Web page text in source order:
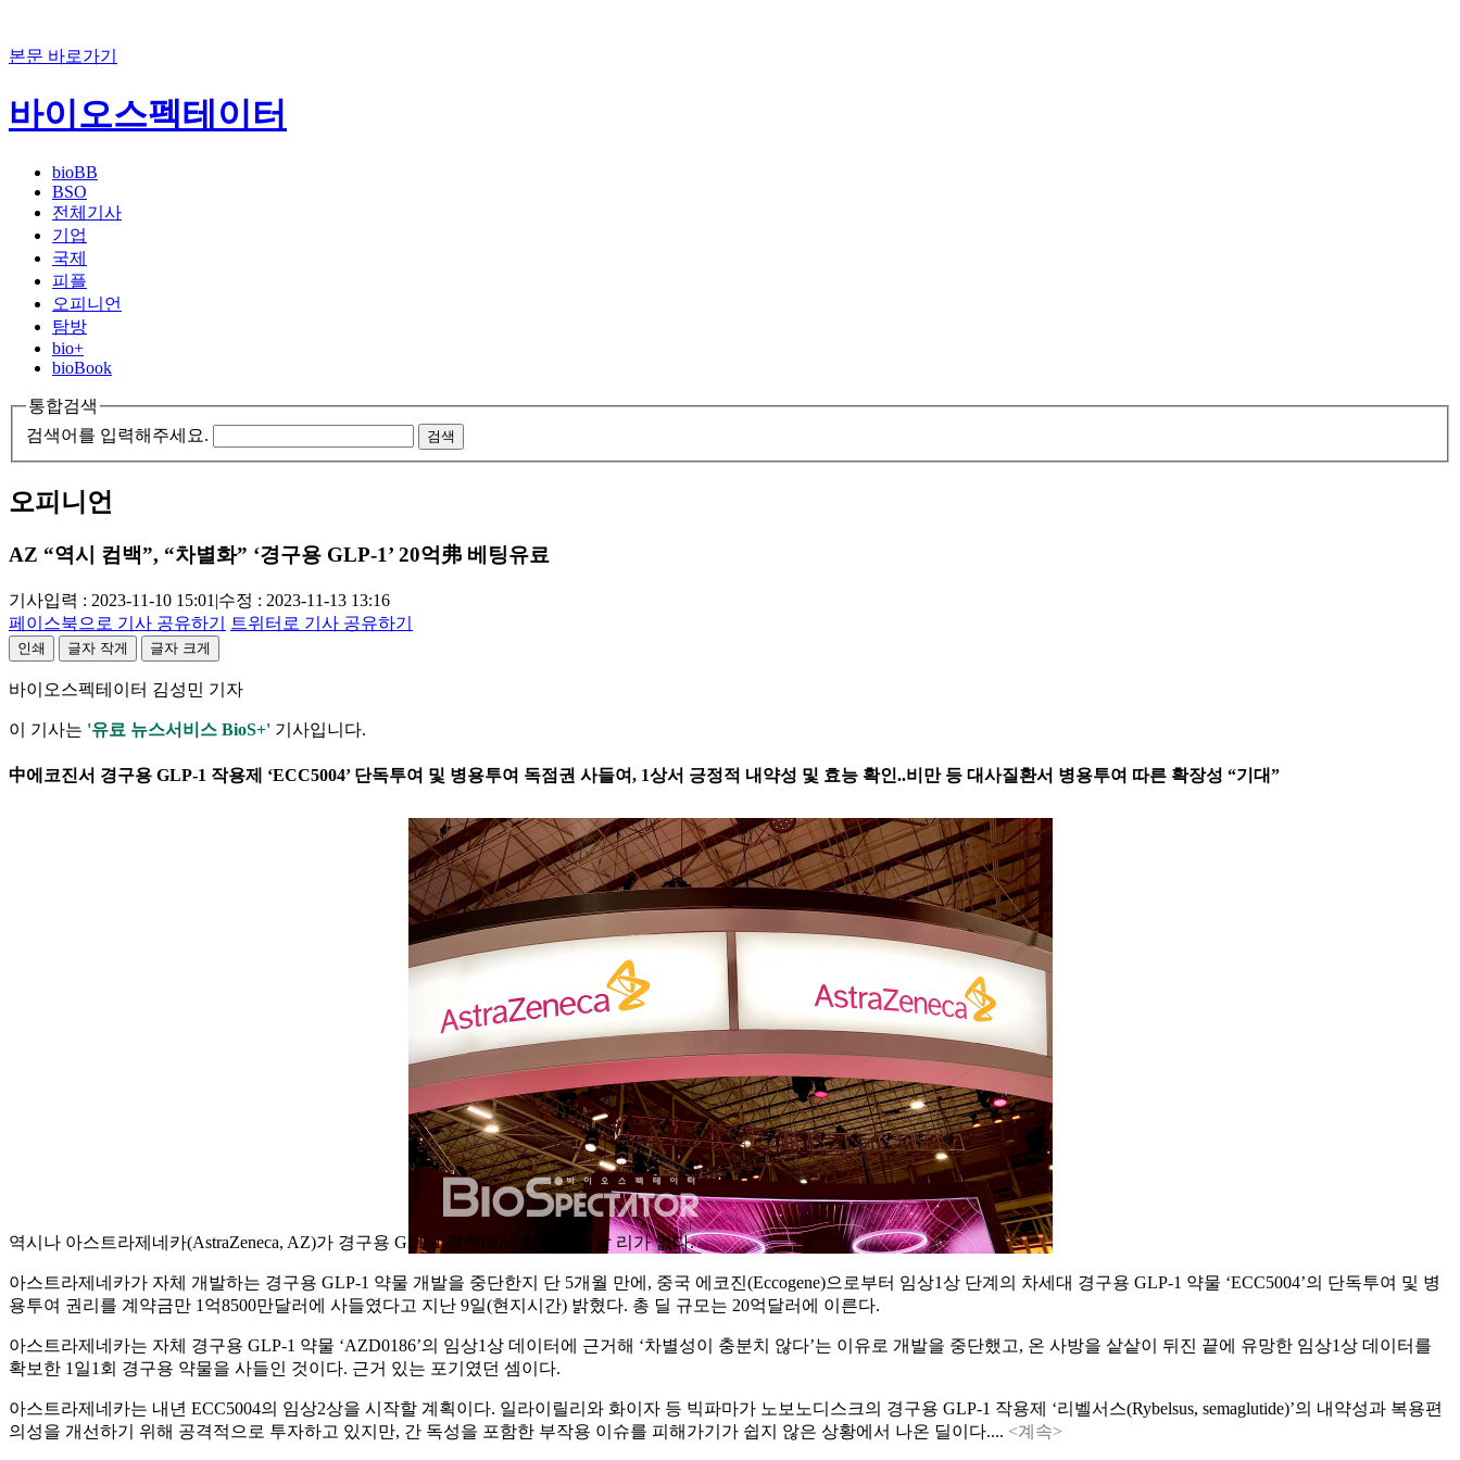
본문 바로가기
바이오스펙테이터
bioBB
BSO
전체기사
기업
국제
피플
오피니언
탐방
bio+
bioBook
통합검색
검색어를 입력해주세요.
검색
오피니언
AZ “역시 컴백”, “차별화” ‘경구용 GLP-1’ 20억弗 베팅유료
기사입력 : 2023-11-10 15:01 |수정 : 2023-11-13 13:16
페이스북으로 기사 공유하기
트위터로 기사 공유하기
인쇄 글자 작게 글자 크게
바이오스펙테이터 김성민 기자
이 기사는 '유료 뉴스서비스 BioS+' 기사입니다.
中에코진서 경구용 GLP-1 작용제 ‘ECC5004’ 단독투여 및 병용투여 독점권 사들여, 1상서 긍정적 내약성 및 효능 확인..비만 등 대사질환서 병용투여 따른 확장성 “기대”
역시나 아스트라제네카(AstraZeneca, AZ)가 경구용 GLP-1 경쟁에서 쉽사리 떠날 리가 없다.
아스트라제네카가 자체 개발하는 경구용 GLP-1 약물 개발을 중단한지 단 5개월 만에, 중국 에코진(Eccogene)으로부터 임상1상 단계의 차세대 경구용 GLP-1 약물 ‘ECC5004’의 단독투여 및 병
용투여 권리를 계약금만 1억8500만달러에 사들였다고 지난 9일(현지시간) 밝혔다. 총 딜 규모는 20억달러에 이른다.
아스트라제네카는 자체 경구용 GLP-1 약물 ‘AZD0186’의 임상1상 데이터에 근거해 ‘차별성이 충분치 않다’는 이유로 개발을 중단했고, 온 사방을 샅샅이 뒤진 끝에 유망한 임상1상 데이터를
확보한 1일1회 경구용 약물을 사들인 것이다. 근거 있는 포기였던 셈이다.
아스트라제네카는 내년 ECC5004의 임상2상을 시작할 계획이다. 일라이릴리와 화이자 등 빅파마가 노보노디스크의 경구용 GLP-1 작용제 ‘리벨서스(Rybelsus, semaglutide)’의 내약성과 복용편
의성을 개선하기 위해 공격적으로 투자하고 있지만, 간 독성을 포함한 부작용 이슈를 피해가기가 쉽지 않은 상황에서 나온 딜이다.... <계속>